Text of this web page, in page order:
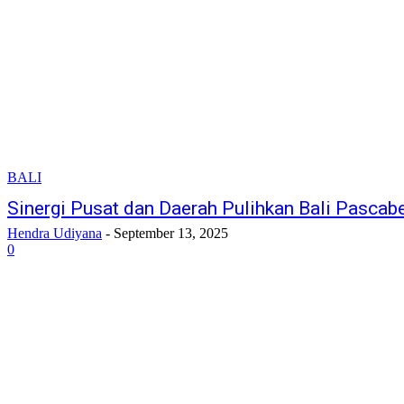
BALI
Sinergi Pusat dan Daerah Pulihkan Bali
Hendra Udiyana - September 13, 2025
0